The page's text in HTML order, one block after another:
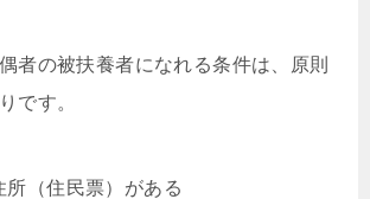
者の被扶養者になれる条件は、原則
です。
所（住民票）がある